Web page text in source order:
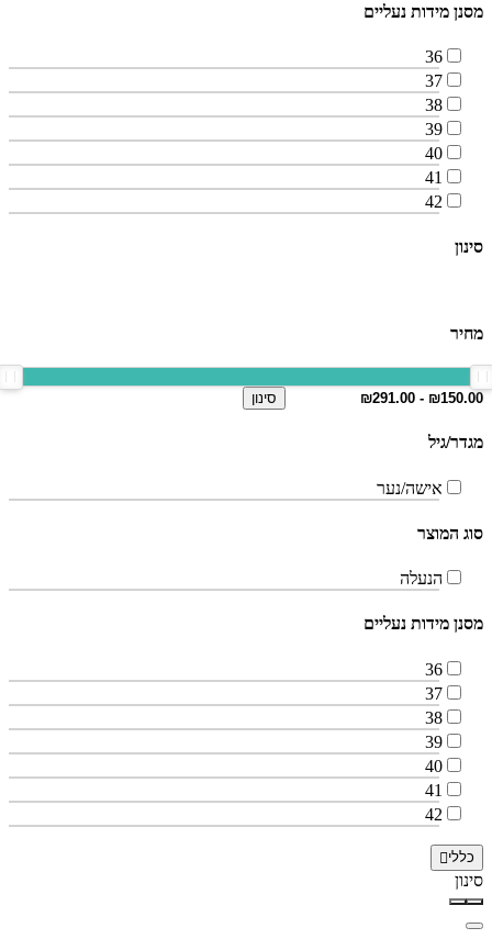
מסנן מידות נעליים
36
37
38
39
40
41
42
סינון
מחיר
סינון
מגדר/גיל
אישה/נער
סוג המוצר
הנעלה
מסנן מידות נעליים
36
37
38
39
40
41
42
כללי
סינון